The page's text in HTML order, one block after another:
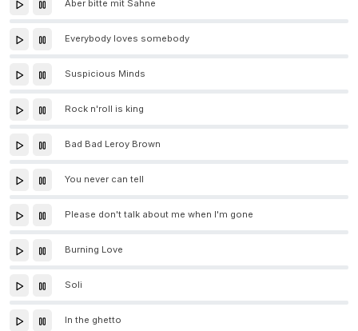
Aber bitte mit Sahne
Everybody loves somebody
Suspicious Minds
Rock n'roll is king
Bad Bad Leroy Brown
You never can tell
Please don't talk about me when I'm gone
Burning Love
Soli
In the ghetto